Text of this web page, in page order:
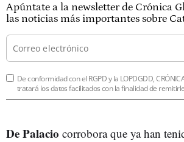
Apúntate a la newsletter de Crónica
las noticias más importantes sobre
De conformidad con el RGPD y la LOPDGDD,
tratará los datos facilitados con la finalidad de
De Palacio corrobora que ya han